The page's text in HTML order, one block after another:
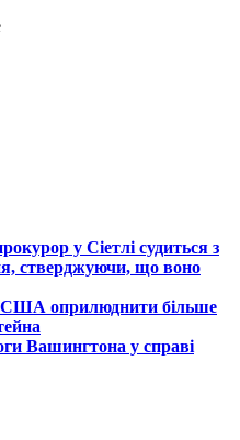
у Сіетлі судиться з
стверджуючи, що воно
США оприлюднити більше
Вашингтона у справі